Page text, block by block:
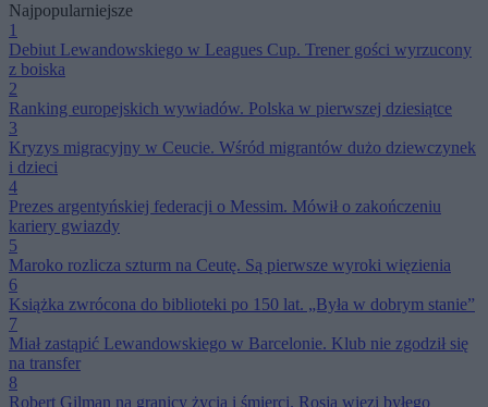
Najpopularniejsze
1
Debiut Lewandowskiego w Leagues Cup. Trener gości wyrzucony
z boiska
2
Ranking europejskich wywiadów. Polska w pierwszej dziesiątce
3
Kryzys migracyjny w Ceucie. Wśród migrantów dużo dziewczynek
i dzieci
4
Prezes argentyńskiej federacji o Messim. Mówił o zakończeniu
kariery gwiazdy
5
Maroko rozlicza szturm na Ceutę. Są pierwsze wyroki więzienia
6
Książka zwrócona do biblioteki po 150 lat. „Była w dobrym stanie”
7
Miał zastąpić Lewandowskiego w Barcelonie. Klub nie zgodził się
na transfer
8
Robert Gilman na granicy życia i śmierci. Rosja więzi byłego